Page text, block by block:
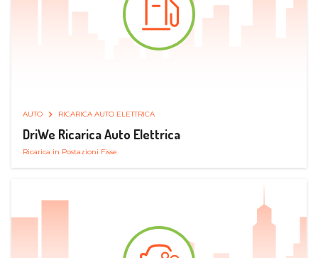
AUTO RICARICA AUTO ELETTRICA
DriWe Ricarica Auto Elettrica
Ricarica in Postazioni Fisse